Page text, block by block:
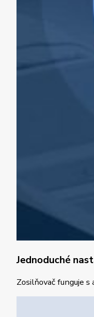
Jednoduché
Zosilňovač funguje